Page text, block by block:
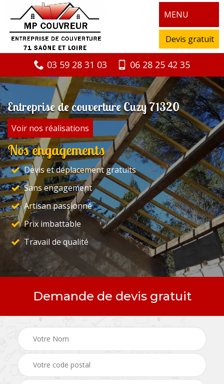
MENU
Devis gratuit
03 59 28 31 03 06 28 25 42 35
Entreprise de couverture Cuzy 71320
Voir nos réalisations
Nos engagements
Devis et déplacement gratuits
Sans engagement
Artisan passionné
Prix imbattable
Travail de qualité
Demande de devis gratuit